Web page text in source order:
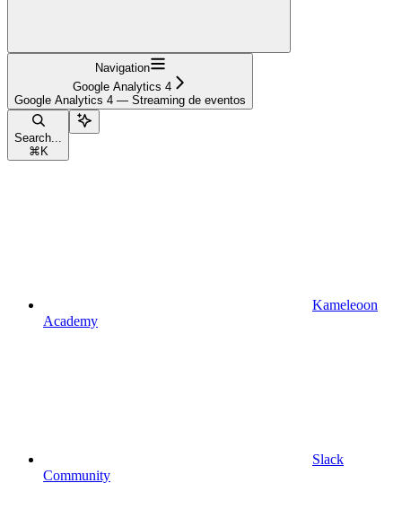
Navigation
Google Analytics 4
Google Analytics 4 — Streaming de eventos
Search...
⌘ K
Kameleoon
Academy
Slack
Community